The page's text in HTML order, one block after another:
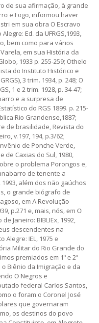
de sua afirmação, à grande
e Fogo, informou haver
em sua obra O Escravo
Ed. da UFRGS,1993,
bem como para vários
em sua História da
1933 p. 255-259; Othelo
do Instituto Histórico e
3 trim. 1934, p. 248; O
1 e 2 trim. 1928, p. 34-47;
e a surpresa de
do RGS 1899. p. 215-
Rio Grandense,1887;
de brasilidade, Revista do
v.197, 194, p.3/62;
de Ponche Verde,
de Caxias do Sul, 1980,
o problema Porongos e,
de tenente a
além dos não gaúchos
o grande biógrafo de
em A Revolução
p.271 e, mais, nós, em O
Janeiro: BIBLIEx, 1992,
descendentes na
Alegre: IEL, 1975 e
Militar do Rio Grande do
premiados em 1º e 2º
Biênio da Imigração e da
O Negros e
federal Carlos Santos,
o foram o Coronel José
que governaram
os destinos do povo